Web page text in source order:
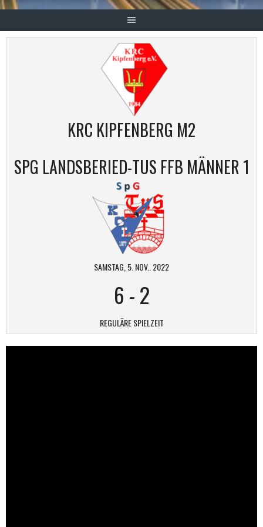
KRC KIPFENBERG M2
SPG LANDSBERIED-TUS FFB MÄNNER 1
SAMSTAG, 5. NOV.. 2022
6 -2
REGULÄRE SPIELZEIT